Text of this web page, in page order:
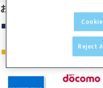
お支払い方法
Reject